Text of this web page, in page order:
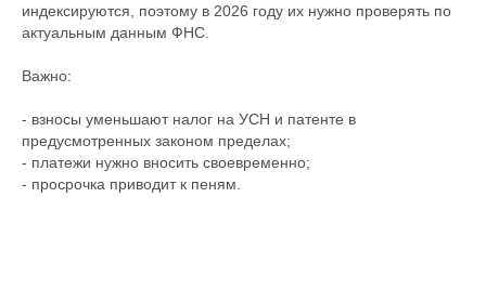
индексируются, поэтому в 2026 году их нужно проверять по
актуальным данным ФНС.
Важно:
- взносы уменьшают налог на УСН и патенте в
предусмотренных законом пределах;
- платежи нужно вносить своевременно;
- просрочка приводит к пеням.